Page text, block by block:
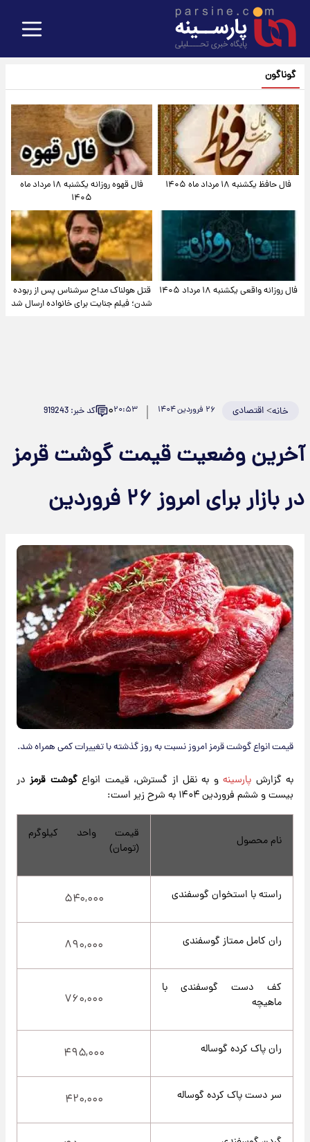
گوناگون
فال حافظ یکشنبه ۱۸ مرداد ماه ۱۴۰۵
فال قهوه روزانه یکشنبه ۱۸ مرداد ماه
۱۴۰۵
فال روزانه واقعی یکشنبه ۱۸ مرداد ۱۴۰۵
قتل هولناک مداح سرشناس پس از ربوده
شدن؛ فیلم جنایت برای خانواده ارسال شد
خانه>اقتصادی ۲۶ فروردین ۱۴۰۴ ۲۰:۵۳۰ کد خبر: 919243
آخرین وضعیت قیمت گوشت قرمز
در بازار برای امروز ۲۶ فروردین
قیمت انواع گوشت قرمز امروز نسبت به روز گذشته با تغییرات کمی همراه شد.​
به گزارش پارسینهو به نقل از گسترش، قیمت انواعگوشت قرمزدر
بیست و ششم فروردین ۱۴۰۴ به شرح زیر است:
نام محصول
قیمت واحد کیلوگرم
(تومان)
راسته با استخوان گوسفندی ۵۴۰,۰۰۰
ران کامل ممتاز گوسفندی ۸۹۰,۰۰۰
کف دست گوسفندی با
ماهیچه
۷۶۰,۰۰۰
ران پاک کرده گوساله ۴۹۵,۰۰۰
سر دست پاک کرده گوساله ۴۲۰,۰۰۰